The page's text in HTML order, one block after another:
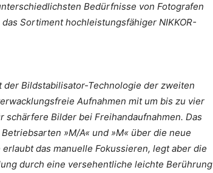
Bedürfnisse von Fotografen
Sortiment hochleistungsfähiger NIKKOR-
der Bildstabilisator-Technologie der zweiten
Aufnahmen mit um bis zu vier
Bilder bei Freihandaufnahmen. Das
»M/A« und »M« über die neue
das manuelle Fokussieren, legt aber die
durch eine versehentliche leichte Berührung